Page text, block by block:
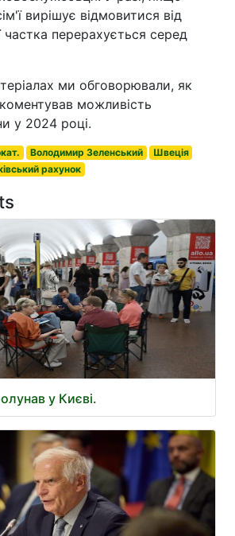
вирішує відмовитися від
частка перерахується серед
ми обговорювали, як
можливість
у 2024 році.
Володимир Зеленський
Швеція
рахунок
у Києві.